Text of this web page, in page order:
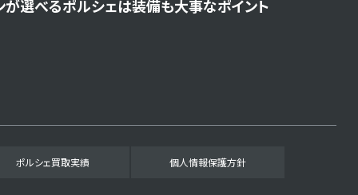
が選べるポルシェは装備も大事なポイント
ポルシェ買取実績 個人情報保護方針